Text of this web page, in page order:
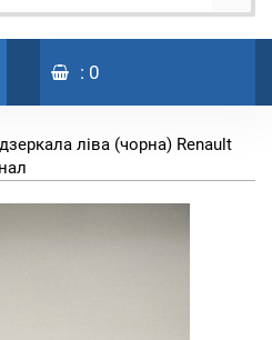
: 0
ліва (чорна) Renault